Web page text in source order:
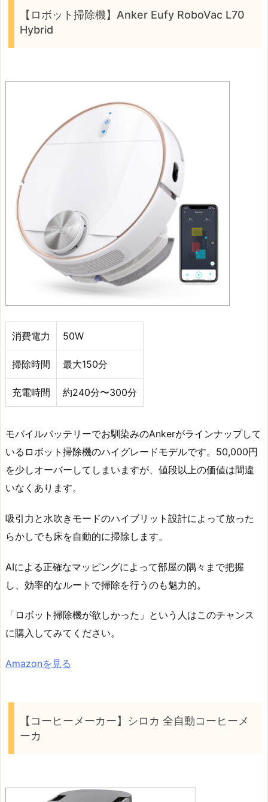
【ロボット掃除機】Anker Eufy RoboVac L70
Hybrid
消費電力 50W
掃除時間 最大150分
充電時間 約240分〜300分
モバイルバッテリーでお馴染みのAnkerがラインナップして
いるロボット掃除機のハイグレードモデルです。50,000円
を少しオーバーしてしまいますが、値段以上の価値は間違
いなくあります。
吸引力と水吹きモードのハイブリット設計によって放った
らかしでも床を自動的に掃除します。
AIによる正確なマッピングによって部屋の隅々まで把握
し、効率的なルートで掃除を行うのも魅力的。
「ロボット掃除機が欲しかった」という人はこのチャンス
に購入してみてください。
Amazonを見る
【コーヒーメーカー】シロカ 全自動コーヒーメ
ーカ